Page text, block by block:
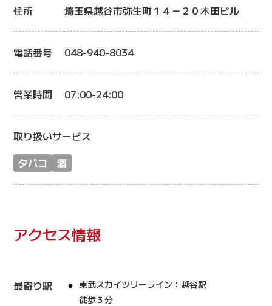
住所 埼玉県越谷市弥生町１４－２０木田ビル
電話番号 048-940-8034
営業時間 07:00-24:00
取り扱いサービス
タバコ
酒
アクセス情報
最寄り駅
東武スカイツリーライン：越谷駅
徒歩３分